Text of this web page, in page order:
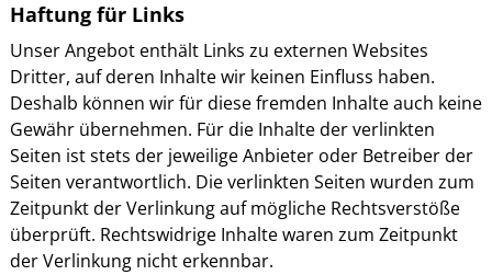
Haftung für Links
Unser Angebot enthält Links zu externen Websites
Dritter, auf deren Inhalte wir keinen Einfluss haben.
Deshalb können wir für diese fremden Inhalte auch keine
Gewähr übernehmen. Für die Inhalte der verlinkten
Seiten ist stets der jeweilige Anbieter oder Betreiber der
Seiten verantwortlich. Die verlinkten Seiten wurden zum
Zeitpunkt der Verlinkung auf mögliche Rechtsverstöße
überprüft. Rechtswidrige Inhalte waren zum Zeitpunkt
der Verlinkung nicht erkennbar.